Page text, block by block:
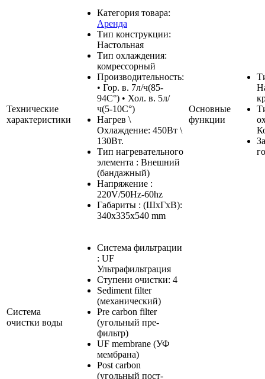
Технические
характеристики
Категория товара:
Аренда
Тип конструкции:
Настольная
Тип охлаждения:
комрессорный
Производительность:
• Гор. в. 7л/ч(85-
94C°) • Хол. в. 5л/
ч(5-10C°)
Нагрев \
Охлаждение: 450Вт \
130Вт.
Тип нагревательного
элемента : Внешний
(бандажный)
Напряжение :
220V/50Hz-60hz
Габариты : (ШxГхВ):
340x335х540 mm
Основные
функции
Система
очистки воды
Система фильтрации
: UF
Ультрафильтрация
Ступени очистки: 4
Sediment filter
(механический)
Pre carbon filter
(угольный пре-
фильтр)
UF membrane (УФ
мембрана)
Post carbon
(угольный пост-